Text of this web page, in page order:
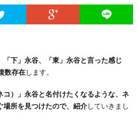
「下」永谷、「東」永谷と言った感じ
数存在します。
コ）」永谷と名付けたくなるような、ネ
場所を見つけたので、紹介していきまし